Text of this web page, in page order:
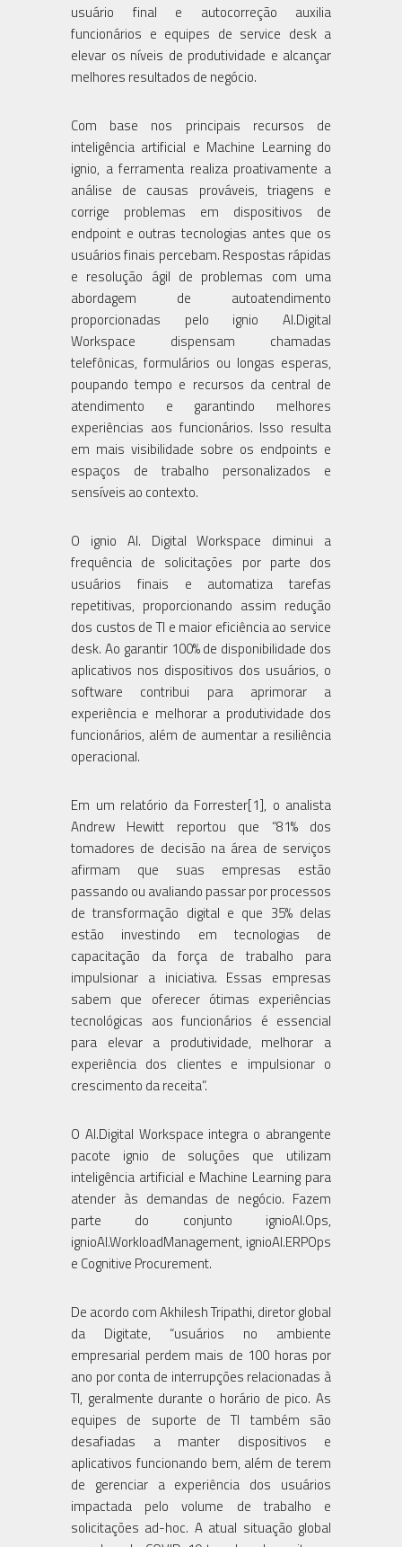
usuário final e autocorreção auxilia
funcionários e equipes de service desk a
elevar os níveis de produtividade e alcançar
melhores resultados de negócio.
Com base nos principais recursos de
inteligência artificial e Machine Learning do
ignio, a ferramenta realiza proativamente a
análise de causas prováveis, triagens e
corrige problemas em dispositivos de
endpoint e outras tecnologias antes que os
usuários finais percebam. Respostas rápidas
e resolução ágil de problemas com uma
abordagem de autoatendimento
proporcionadas pelo ignio AI.Digital
Workspace dispensam chamadas
telefônicas, formulários ou longas esperas,
poupando tempo e recursos da central de
atendimento e garantindo melhores
experiências aos funcionários. Isso resulta
em mais visibilidade sobre os endpoints e
espaços de trabalho personalizados e
sensíveis ao contexto.
O ignio AI. Digital Workspace diminui a
frequência de solicitações por parte dos
usuários finais e automatiza tarefas
repetitivas, proporcionando assim redução
dos custos de TI e maior eficiência ao service
desk. Ao garantir 100% de disponibilidade dos
aplicativos nos dispositivos dos usuários, o
software contribui para aprimorar a
experiência e melhorar a produtividade dos
funcionários, além de aumentar a resiliência
operacional.
Em um relatório da Forrester[1], o analista
Andrew Hewitt reportou que “81% dos
tomadores de decisão na área de serviços
afirmam que suas empresas estão
passando ou avaliando passar por processos
de transformação digital e que 35% delas
estão investindo em tecnologias de
capacitação da força de trabalho para
impulsionar a iniciativa. Essas empresas
sabem que oferecer ótimas experiências
tecnológicas aos funcionários é essencial
para elevar a produtividade, melhorar a
experiência dos clientes e impulsionar o
crescimento da receita”.
O AI.Digital Workspace integra o abrangente
pacote ignio de soluções que utilizam
inteligência artificial e Machine Learning para
atender às demandas de negócio. Fazem
parte do conjunto ignioAI.Ops,
ignioAI.WorkloadManagement, ignioAI.ERPOps
e Cognitive Procurement.
De acordo com Akhilesh Tripathi, diretor global
da Digitate, “usuários no ambiente
empresarial perdem mais de 100 horas por
ano por conta de interrupções relacionadas à
TI, geralmente durante o horário de pico. As
equipes de suporte de TI também são
desafiadas a manter dispositivos e
aplicativos funcionando bem, além de terem
de gerenciar a experiência dos usuários
impactada pelo volume de trabalho e
solicitações ad-hoc. A atual situação global